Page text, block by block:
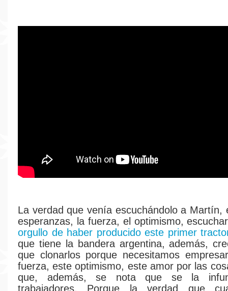
La verdad que venía escuchándolo a Martín,
esperanzas, la fuerza, el optimismo,
orgullo de haber producido este primer
que tiene la bandera argentina, además,
que clonarlos porque necesitamos
fuerza, este optimismo, este amor por las
que, además, se nota que se la
trabajadores. Porque la verdad que